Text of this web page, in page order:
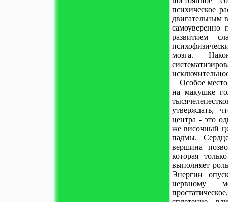
психическое
двигательным
самоуверенно
развитием
мозга.
Особое
на макушке
утверждать,
центра - это
же височный
падмы.
вершина
которая
выполняет
Энергии
нервному